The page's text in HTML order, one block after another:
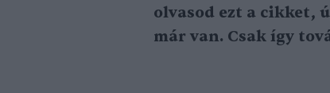
olvasod ezt a cikket,
már van. Csak így